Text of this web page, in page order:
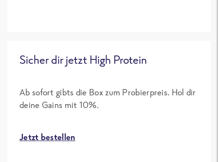
Sicher dir jetzt High Protein
Ab sofort gibts die Box zum Probierpreis. Hol dir
deine Gains mit 10%.
Jetzt bestellen